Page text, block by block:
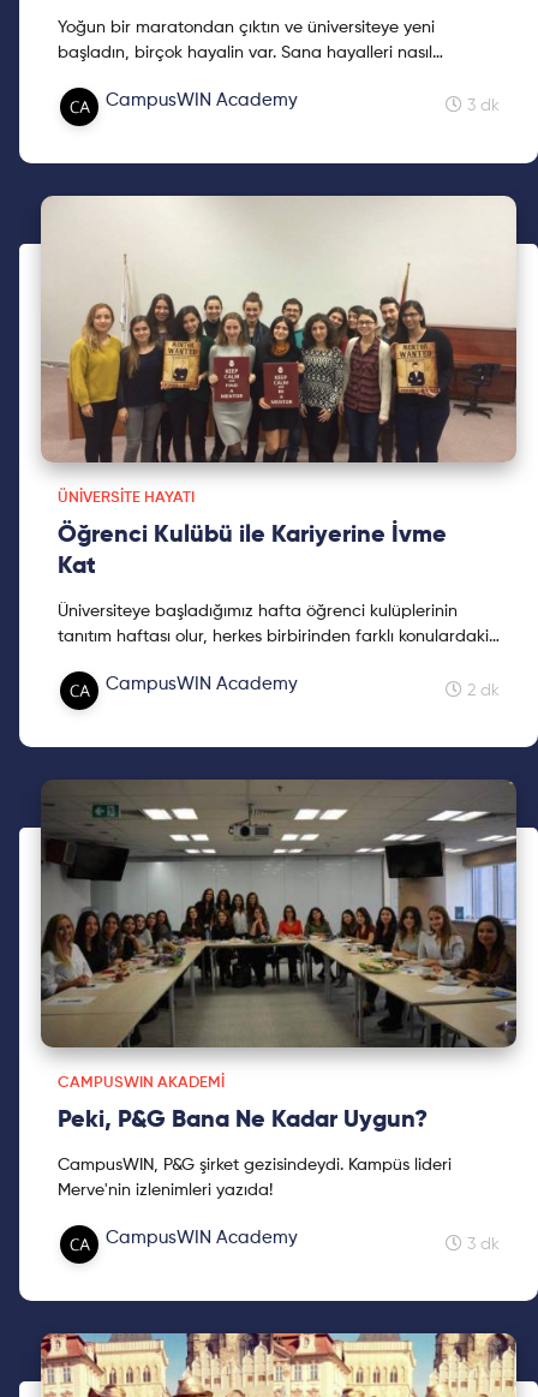
Yoğun bir maratondan çıktın ve üniversiteye yeni
başladın, birçok hayalin var. Sana hayalleri nasıl
CampusWIN Academy 3 dk
ÜNIVERSITE HAYATI
Öğrenci Kulübü ile Kariyerine İvme
Kat
Üniversiteye başladığımız hafta öğrenci kulüplerinin
tanıtım haftası olur, herkes birbirinden farklı konulardaki
CampusWIN Academy 2 dk
CAMPUSWIN AKADEMI
Peki, P&G Bana Ne Kadar Uygun?
CampusWIN, P&G şirket gezisindeydi. Kampüs lideri
Merve'nin izlenimleri yazıda!
CampusWIN Academy 3 dk